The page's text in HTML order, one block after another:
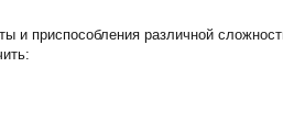
и приспособления различной